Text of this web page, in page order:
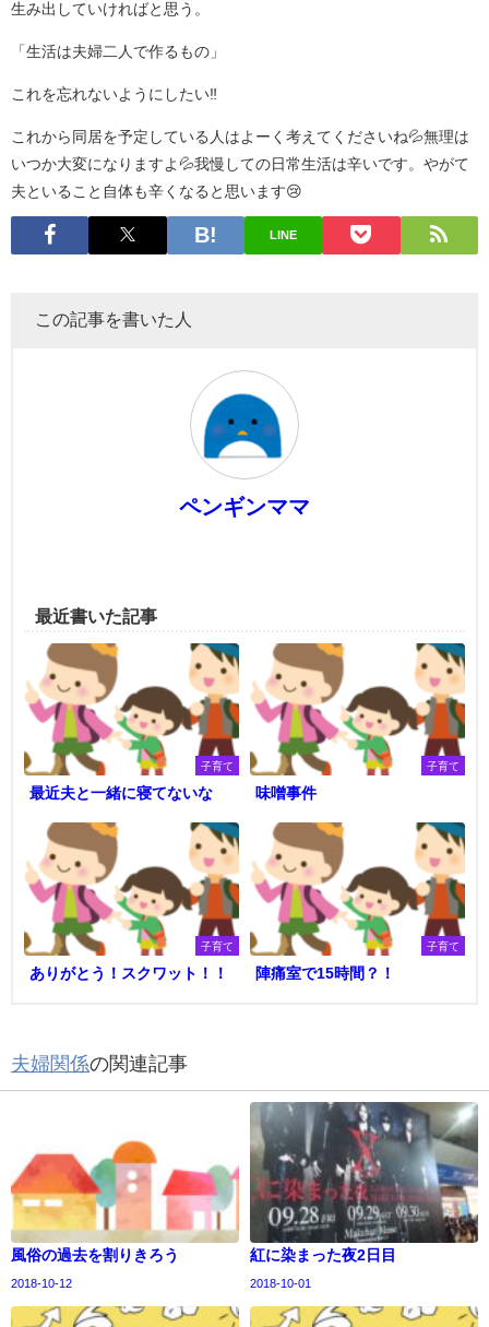
生み出していければと思う。
「生活は夫婦二人で作るもの」
これを忘れないようにしたい‼️
これから同居を予定している人はよーく考えてくださいね💦無理は
いつか大変になりますよ💦我慢しての日常生活は辛いです。やがて
夫といること自体も辛くなると思います😢
LINE
この記事を書いた人
ペンギンママ
最近書いた記事
子育て
最近夫と一緒に寝てないな
子育て
味噌事件
子育て
ありがとう！スクワット！！
子育て
陣痛室で15時間？！
夫婦関係の関連記事
風俗の過去を割りきろう
2018-10-12
紅に染まった夜2日目
2018-10-01